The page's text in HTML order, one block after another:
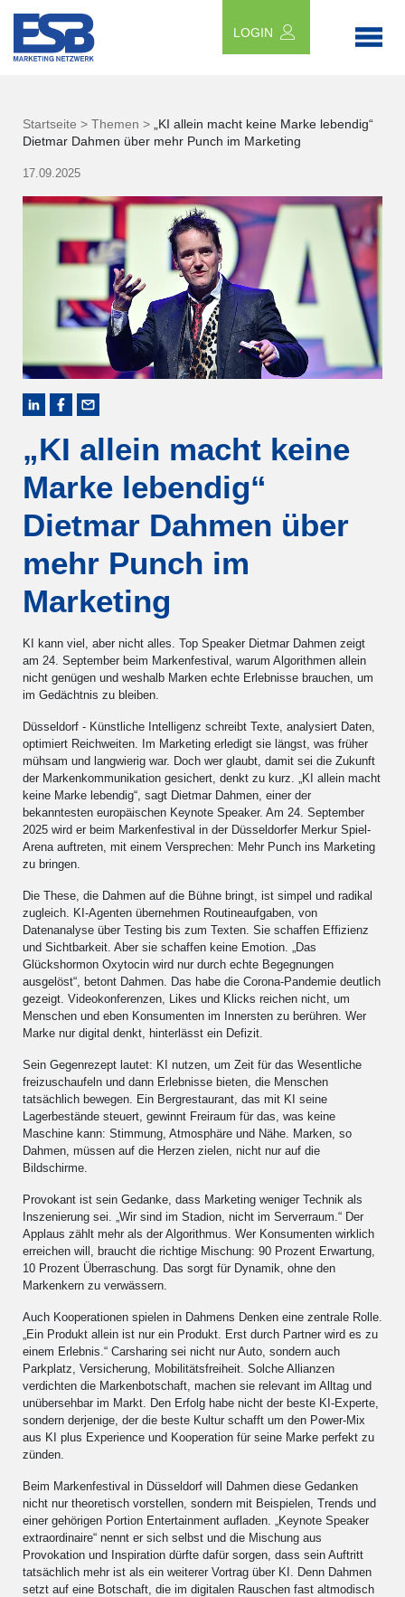
LOGIN
Startseite > Themen >
„KI allein macht keine Marke lebendig“
Dietmar Dahmen über mehr Punch im Marketing
17.09.2025
„KI allein macht keine
Marke lebendig“
Dietmar Dahmen über
mehr Punch im
Marketing
KI kann viel, aber nicht alles. Top Speaker Dietmar Dahmen zeigt
am 24. September beim Markenfestival, warum Algorithmen allein
nicht genügen und weshalb Marken echte Erlebnisse brauchen, um
im Gedächtnis zu bleiben.
Düsseldorf - Künstliche Intelligenz schreibt Texte, analysiert Daten,
optimiert Reichweiten. Im Marketing erledigt sie längst, was früher
mühsam und langwierig war. Doch wer glaubt, damit sei die Zukunft
der Markenkommunikation gesichert, denkt zu kurz. „KI allein macht
keine Marke lebendig“, sagt Dietmar Dahmen, einer der
bekanntesten europäischen Keynote Speaker. Am 24. September
2025 wird er beim Markenfestival in der Düsseldorfer Merkur Spiel-
Arena auftreten, mit einem Versprechen: Mehr Punch ins Marketing
zu bringen.
Die These, die Dahmen auf die Bühne bringt, ist simpel und radikal
zugleich. KI-Agenten übernehmen Routineaufgaben, von
Datenanalyse über Testing bis zum Texten. Sie schaffen Effizienz
und Sichtbarkeit. Aber sie schaffen keine Emotion. „Das
Glückshormon Oxytocin wird nur durch echte Begegnungen
ausgelöst“, betont Dahmen. Das habe die Corona-Pandemie deutlich
gezeigt. Videokonferenzen, Likes und Klicks reichen nicht, um
Menschen und eben Konsumenten im Innersten zu berühren. Wer
Marke nur digital denkt, hinterlässt ein Defizit.
Sein Gegenrezept lautet: KI nutzen, um Zeit für das Wesentliche
freizuschaufeln und dann Erlebnisse bieten, die Menschen
tatsächlich bewegen. Ein Bergrestaurant, das mit KI seine
Lagerbestände steuert, gewinnt Freiraum für das, was keine
Maschine kann: Stimmung, Atmosphäre und Nähe. Marken, so
Dahmen, müssen auf die Herzen zielen, nicht nur auf die
Bildschirme.
Provokant ist sein Gedanke, dass Marketing weniger Technik als
Inszenierung sei. „Wir sind im Stadion, nicht im Serverraum.“ Der
Applaus zählt mehr als der Algorithmus. Wer Konsumenten wirklich
erreichen will, braucht die richtige Mischung: 90 Prozent Erwartung,
10 Prozent Überraschung. Das sorgt für Dynamik, ohne den
Markenkern zu verwässern.
Auch Kooperationen spielen in Dahmens Denken eine zentrale Rolle.
„Ein Produkt allein ist nur ein Produkt. Erst durch Partner wird es zu
einem Erlebnis.“ Carsharing sei nicht nur Auto, sondern auch
Parkplatz, Versicherung, Mobilitätsfreiheit. Solche Allianzen
verdichten die Markenbotschaft, machen sie relevant im Alltag und
unübersehbar im Markt. Den Erfolg habe nicht der beste KI-Experte,
sondern derjenige, der die beste Kultur schafft um den Power-Mix
aus KI plus Experience und Kooperation für seine Marke perfekt zu
zünden.
Beim Markenfestival in Düsseldorf will Dahmen diese Gedanken
nicht nur theoretisch vorstellen, sondern mit Beispielen, Trends und
einer gehörigen Portion Entertainment aufladen. „Keynote Speaker
extraordinaire“ nennt er sich selbst und die Mischung aus
Provokation und Inspiration dürfte dafür sorgen, dass sein Auftritt
tatsächlich mehr ist als ein weiterer Vortrag über KI. Denn Dahmen
setzt auf eine Botschaft, die im digitalen Rauschen fast altmodisch